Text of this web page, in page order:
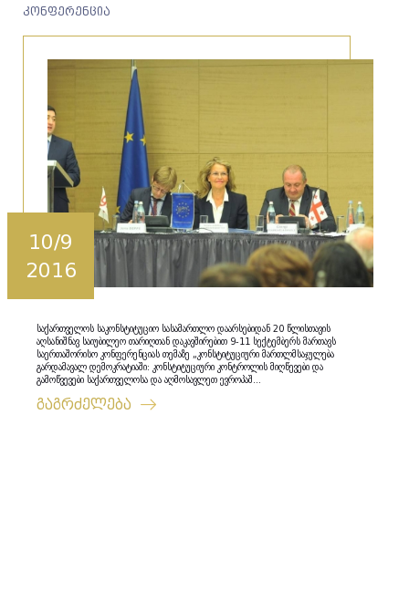
კონფერენცია
10/9
2016
საქართველოს საკონსტიტუციო სასამართლო დაარსებიდან 20 წლისთავის
აღსანიშნავ საიუბილეო თარიღთან დაკავშირებით 9-11 სექტემბერს მართავს
საერთაშორისო კონფერენციას თემაზე „კონსტიტუციური მართლმსაჯულება
გარდამავალ დემოკრატიაში: კონსტიტუციური კონტროლის მიღწევები და
გამოწვევები საქართველოსა და აღმოსავლეთ ევროპაშ...
გაგრძელება